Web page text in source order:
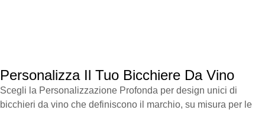
Personalizza Il Tuo Bicchiere Da Vino
Scegli la Personalizzazione Profonda per design unici di
bicchieri da vino che definiscono il marchio, su misura per le